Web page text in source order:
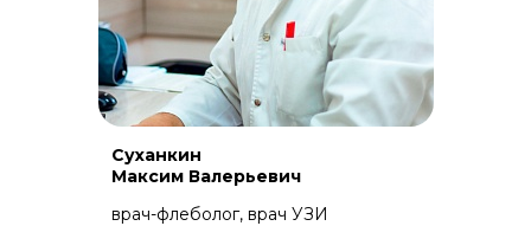
Суханкин
Максим Валерьевич
врач-флеболог, врач УЗИ